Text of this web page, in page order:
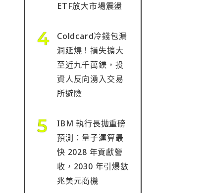
ETF放大市場震盪
Coldcard冷錢包漏
洞延燒！損失擴大
至近九千萬鎂，投
資人反向湧入交易
所避險
IBM 執行長拋重磅
預測：量子運算最
快 2028 年貢獻營
收，2030 年引爆數
兆美元商機